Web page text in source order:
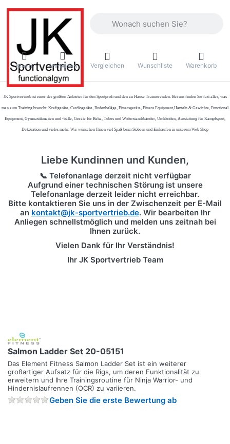
Menü Anmelden Vergleichen Wunschliste Warenkorb
JK Sportvertrieb ist einer der größten Anbieter für den Sportprofi und den zu Hause Trainierenden. Bei uns finden Sie fast alles, was
man zum Training braucht: Kraftgeräte, Cardiogeräte, Bodenbeläge, Fitnessgeräte, Fitness Equipment,Hanteln & Gewichte, Functional
Equipment, Gymnastikmatten und -bälle, Geräte für Reha, Tubes und Widerstandsbänder, Umkleiden, Ausstattung für Kampfsport,
Dekoration und vieles mehr. Wir wünschen Ihnen viel Spaß beim Stöbern und Einkaufen in unserem Web Shop
Liebe Kundinnen und Kunden,
📞 Telefonanlage derzeit nicht verfügbar
Aufgrund einer technischen Störung ist unsere
Telefonanlage derzeit leider nicht erreichbar.
Bitte kontaktieren Sie uns in der Zwischenzeit per E-Mail
an kontakt@jk-sportvertrieb.de. Wir bearbeiten Ihr
Anliegen schnellstmöglich und melden uns zeitnah bei
Ihnen zurück.
Vielen Dank für Ihr Verständnis!
Ihr JK Sportvertrieb Team
Salmon Ladder Set 20-05151
Das Element Fitness Salmon Ladder Set ist ein weiterer
großartiger Aufsatz für die Rigs, um deren Funktionalität zu
erweitern und Ihre Trainingsroutine für Ninja Warrior- und
Hindernislaufrennen (OCR) zu variieren.
Geben Sie die erste Bewertung ab